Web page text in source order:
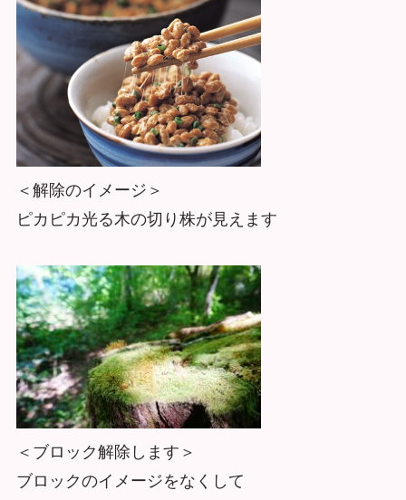
＜解除のイメージ＞
ピカピカ光る木の切り株が見えます
＜ブロック解除します＞
ブロックのイメージをなくして